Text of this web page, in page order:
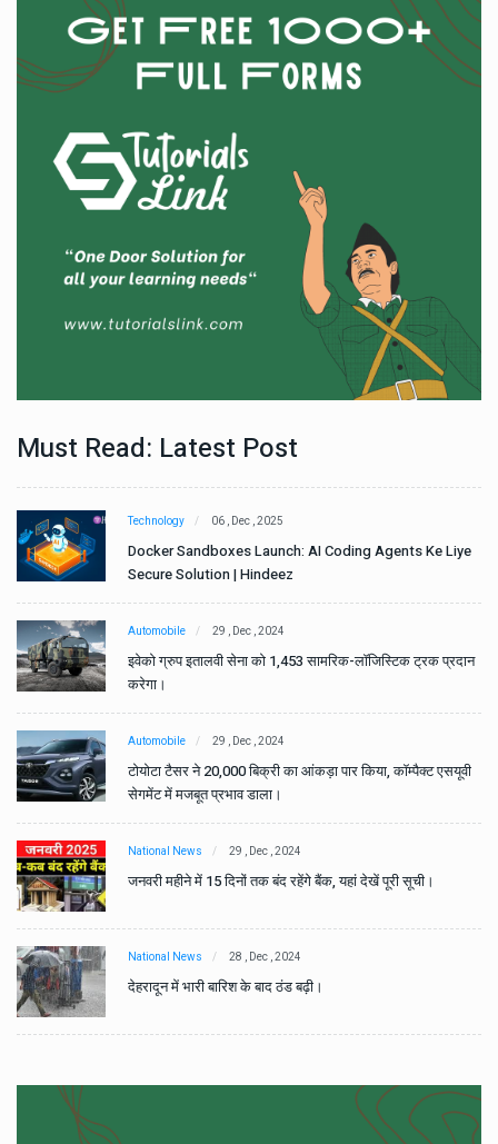
Must Read: Latest Post
Technology 06 , Dec , 2025
Docker Sandboxes Launch: AI Coding Agents Ke Liye
Secure Solution | Hindeez
Automobile 29 , Dec , 2024
इवेको ग्रुप इतालवी सेना को 1,453 सामरिक-लॉजिस्टिक ट्रक प्रदान
करेगा।
Automobile 29 , Dec , 2024
टोयोटा टैसर ने 20,000 बिक्री का आंकड़ा पार किया, कॉम्पैक्ट एसयूवी
सेगमेंट में मजबूत प्रभाव डाला।
National News 29 , Dec , 2024
जनवरी महीने में 15 दिनों तक बंद रहेंगे बैंक, यहां देखें पूरी सूची।
National News 28 , Dec , 2024
देहरादून में भारी बारिश के बाद ठंड बढ़ी।